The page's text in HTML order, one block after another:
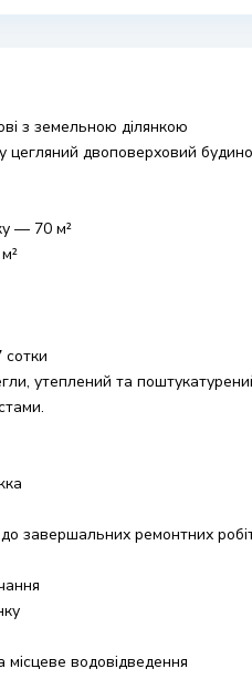
з земельною ділянкою
двоповерховий
— 70 м²
утеплений та
завершальних ремонтних
місцеве водовідведення